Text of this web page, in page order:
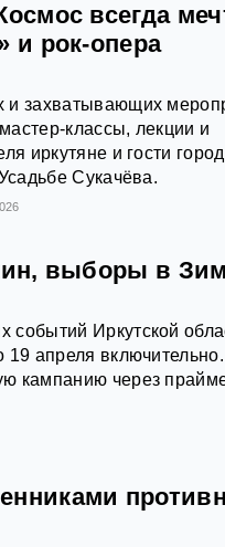
всегда
и рок-опера
и захватывающих
классы, лекции и
иркутяне и гости
Сукачёва.
выборы в
событий Иркутской
апреля включительно.
кампанию через